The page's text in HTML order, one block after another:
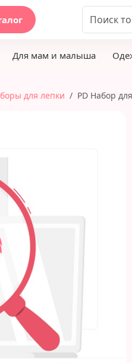
Для мам и малыша
для лепки PD Hабор